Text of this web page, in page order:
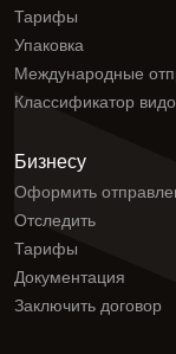
Тарифы
Упаковка
Международные
Классификатор
Бизнесу
Оформить
Отследить
Тарифы
Документация
Заключить договор